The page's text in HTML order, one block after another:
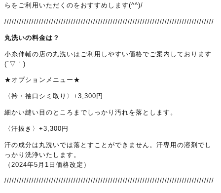
らをご利用いただくのをおすすめします(^^)/
/////////////////////////////////////////////////////////////////////////////////////
丸洗いの料金は？
小糸伸輔の店の丸洗いはご利用しやすい価格でご案内しております
(´▽｀)
★オプションメニュー★
〈衿・袖口シミ取り〉+3,300円
細かい縫い目のところまでしっかり汚れを落とします。
〈汗抜き〉+3,300円
汗の成分は丸洗いでは落とすことができません。汗専用の溶剤でし
っかり洗浄いたします。
（2024年5月1日価格改定）
/////////////////////////////////////////////////////////////////////////////////////